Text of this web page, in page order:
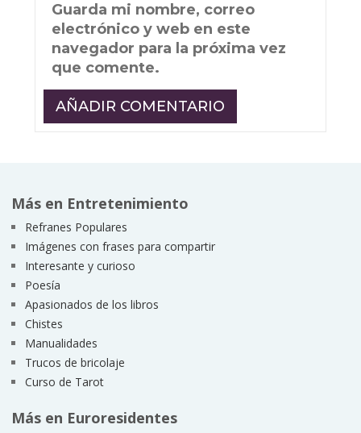
Guarda mi nombre, correo
electrónico y web en este
navegador para la próxima vez
que comente.
Más en Entretenimiento
Refranes Populares
Imágenes con frases para compartir
Interesante y curioso
Poesía
Apasionados de los libros
Chistes
Manualidades
Trucos de bricolaje
Curso de Tarot
Más en Euroresidentes